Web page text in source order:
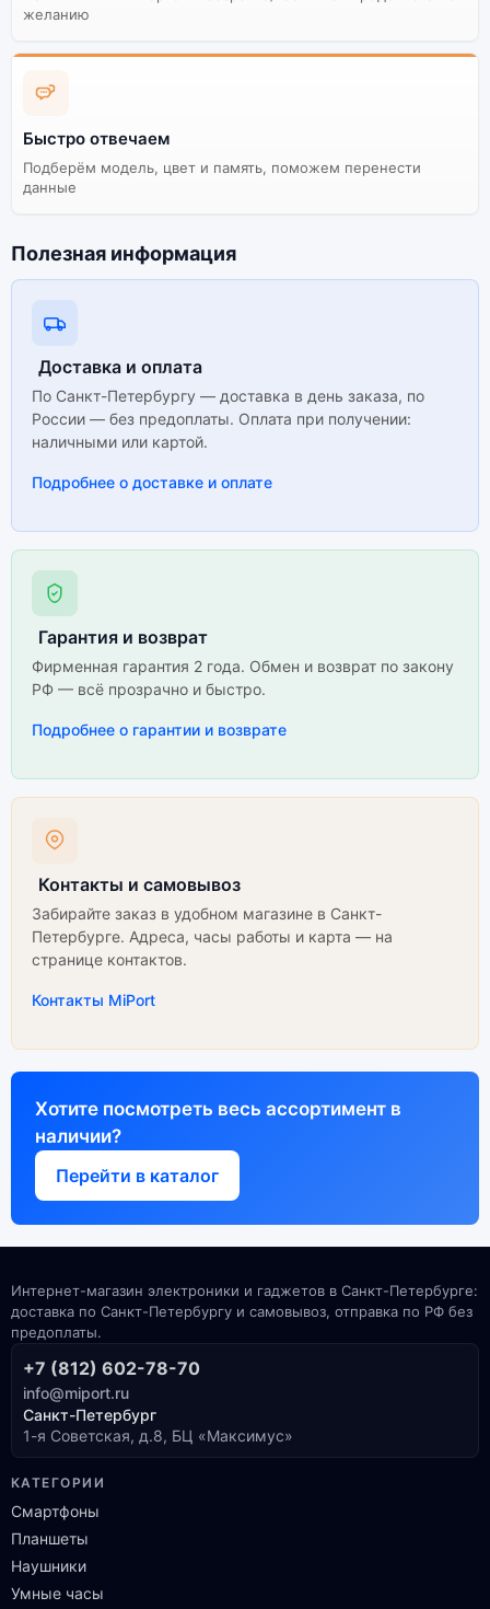
Существует не оригинальная и оригинальная версия
рекомендуем выбирать оригинальной версию — она
сервисы. Не оригинальная версия может стоить
дешевле, но корректная работа сервисов не
гарантируется.
желанию
Быстро отвечаем
Подберём модель, цвет и память, поможем перенести
данные
Полезная информация
Доставка и оплата
По Санкт-Петербургу — доставка в день заказа, по
России — без предоплаты. Оплата при получении:
наличными или картой.
Подробнее о доставке и оплате
Гарантия и возврат
Фирменная гарантия 2 года. Обмен и возврат по закону
РФ — всё прозрачно и быстро.
Подробнее о гарантии и возврате
Контакты и самовывоз
Забирайте заказ в удобном магазине в Санкт-
Петербурге. Адреса, часы работы и карта — на
странице контактов.
Контакты MiPort
Хотите посмотреть весь ассортимент в
наличии?
Перейти в каталог
Интернет-магазин электроники и гаджетов в Санкт-Петербурге:
доставка по Санкт-Петербургу и самовывоз, отправка по РФ без
предоплаты.
+7 (812) 602-78-70
info@miport.ru
Санкт-Петербург
1-я Советская, д.8, БЦ «Максимус»
КАТЕГОРИИ
Смартфоны
Планшеты
Наушники
Умные часы